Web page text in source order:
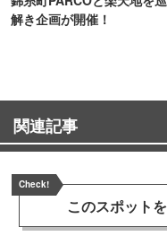
解き企画が開催！
関連記事
Check!
このスポット